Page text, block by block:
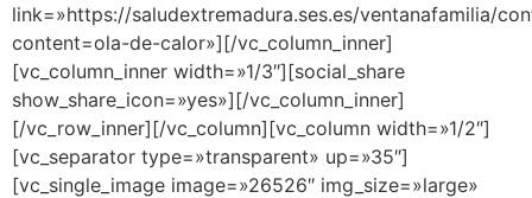
link=»https://saludextremadura.ses.es/ventanafamilia/
content=ola-de-calor»][/vc_column_inner]
[vc_column_inner width=»1/3″][social_share
show_share_icon=»yes»][/vc_column_inner]
[/vc_row_inner][/vc_column][vc_column width=»1/2″]
[vc_separator type=»transparent» up=»35″]
[vc_single_image image=»26526″ img_size=»large»